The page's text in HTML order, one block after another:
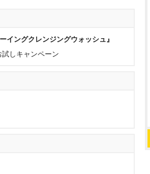
イングクレンジングウォッシュ』
しキャンペーン